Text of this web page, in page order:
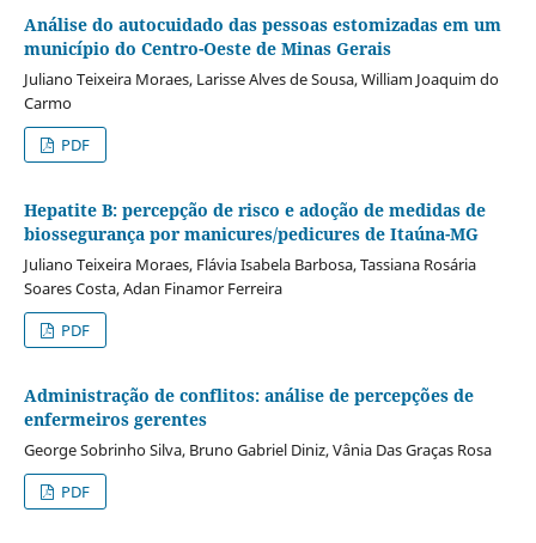
Análise do autocuidado das pessoas estomizadas em um
município do Centro-Oeste de Minas Gerais
Juliano Teixeira Moraes, Larisse Alves de Sousa, William Joaquim do
Carmo
PDF
Hepatite B: percepção de risco e adoção de medidas de
biossegurança por manicures/pedicures de Itaúna-MG
Juliano Teixeira Moraes, Flávia Isabela Barbosa, Tassiana Rosária
Soares Costa, Adan Finamor Ferreira
PDF
Administração de conflitos: análise de percepções de
enfermeiros gerentes
George Sobrinho Silva, Bruno Gabriel Diniz, Vânia Das Graças Rosa
PDF